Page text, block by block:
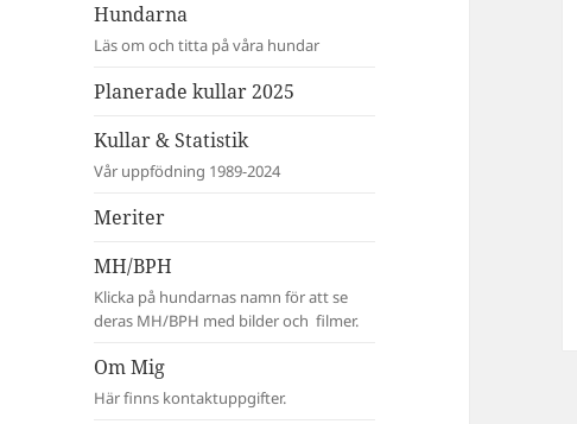
Hundarna
Läs om och titta på våra hundar
Planerade kullar 2025
Kullar & Statistik
Vår uppfödning 1989-2024
Meriter
MH/BPH
Klicka på hundarnas namn för att se
deras MH/BPH med bilder och filmer.
Om Mig
Här finns kontaktuppgifter.